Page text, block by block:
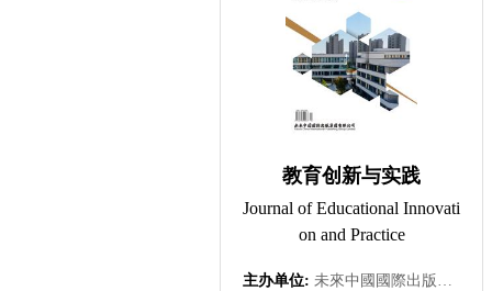
教育创新与实践
Journal of Educational Innovati
on and Practice
主办单位: 未來中國國際出版集團有限公司